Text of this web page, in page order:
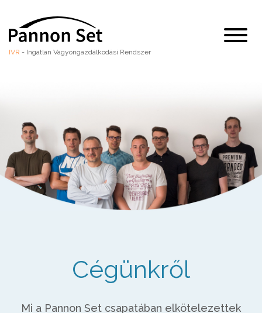
IVR - Ingatlan Vagyongazdálkodási Rendszer
Cégünkről
Mi a Pannon Set csapatában elkötelezettek